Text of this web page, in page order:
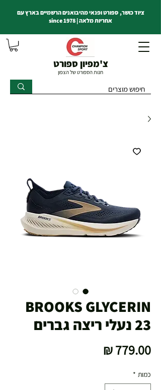
צ'מפיון ספורט
חנות הספורט של הצפון
ציוד כושר, ספורט ופנאי מהיבואנים הרשמיים בארץ עם
אחריות מלאה | since 1978
BROOKS GLYCERIN
23 נעלי ריצה גברים
כמות *